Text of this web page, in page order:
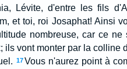
Lévite, d'entre les fils
et toi, roi Josaphat! Ainsi
nombreuse, car ce
ils vont monter par la colline
17Vous n'aurez point à